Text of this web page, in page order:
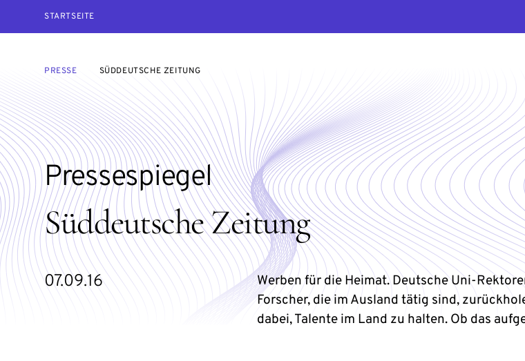
STARTSEITE
PRESSE SÜDDEUTSCHE ZEITUNG
Süddeutsche Zeitung
Pressespiegel
07.09.16
Werben für die Heimat. Deutsche Uni-
Forscher, die im Ausland tätig sind,
dabei, Talente im Land zu halten. Ob das